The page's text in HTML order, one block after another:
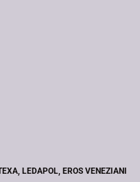
LEDAPOL, EROS VENEZIANI